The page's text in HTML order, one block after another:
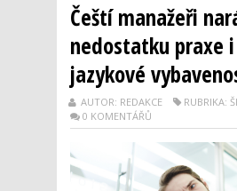
Čeští manažeři
nedostatku praxe
jazykové
AUTOR: REDAKCE
RUBRIKA:
0 KOMENTÁŘŮ